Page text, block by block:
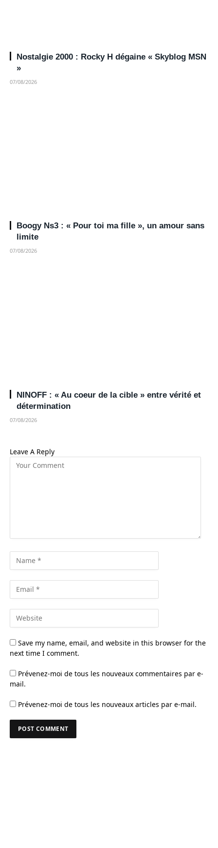
Nostalgie 2000 : Rocky H dégaine « Skyblog MSN
»
07/08/2026
Boogy Ns3 : « Pour toi ma fille », un amour sans
limite
07/08/2026
NINOFF : « Au coeur de la cible » entre vérité et
détermination
07/08/2026
Leave A Reply
Save my name, email, and website in this browser for the
next time I comment.
Prévenez-moi de tous les nouveaux commentaires par e-
mail.
Prévenez-moi de tous les nouveaux articles par e-mail.